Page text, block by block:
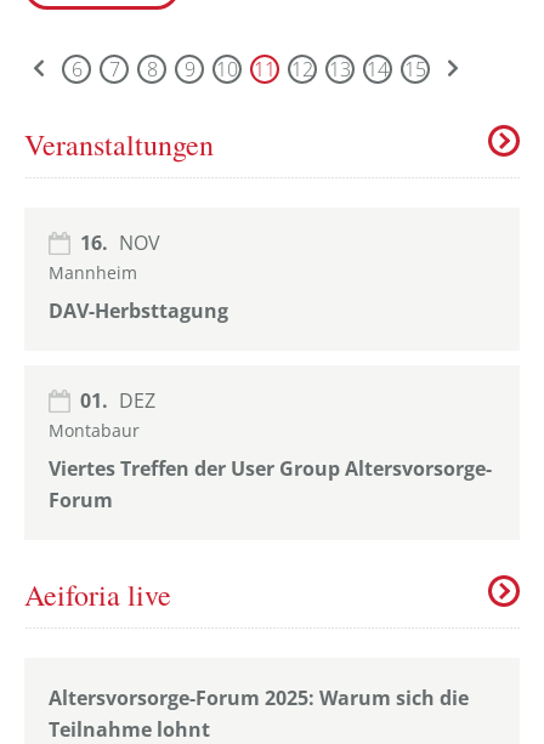
6 7 8 9 10 11 12 13 14 15
Veranstaltungen
16. NOV
Mannheim
DAV-Herbsttagung
01. DEZ
Montabaur
Viertes Treffen der User Group Altersvorsorge-
Forum
Aeiforia live
Altersvorsorge-Forum 2025: Warum sich die
Teilnahme lohnt